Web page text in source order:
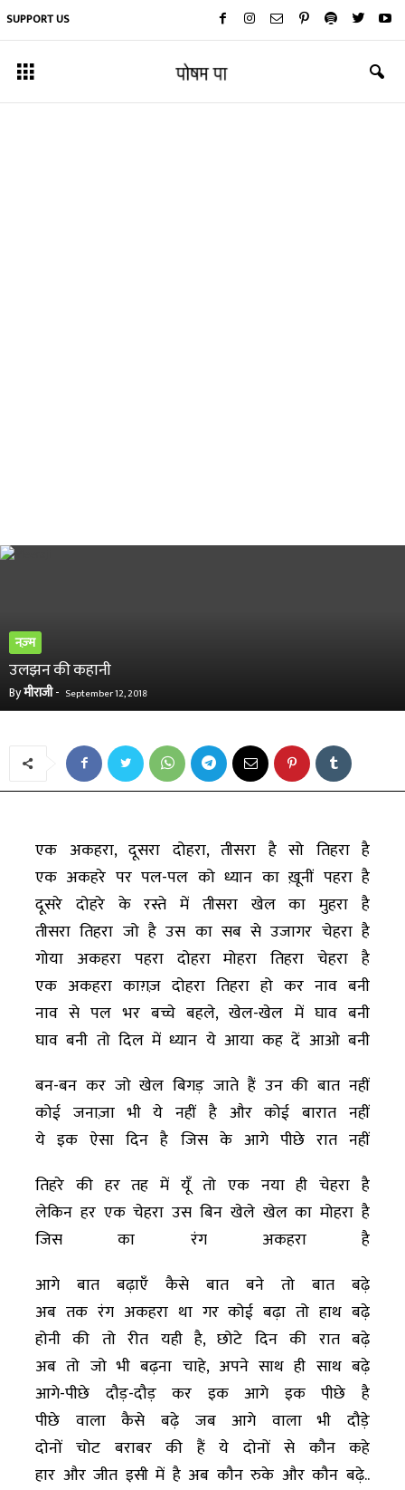
SUPPORT US
नज़्म
उलझन की कहानी
Byमीराजी- September 12, 2018
एक अकहरा, दूसरा दोहरा, तीसरा है सो तिहरा है
एक अकहरे पर पल-पल को ध्यान का ख़ूनीं पहरा है
दूसरे दोहरे के रस्ते में तीसरा खेल का मुहरा है
तीसरा तिहरा जो है उस का सब से उजागर चेहरा है
गोया अकहरा पहरा दोहरा मोहरा तिहरा चेहरा है
एक अकहरा काग़ज़ दोहरा तिहरा हो कर नाव बनी
नाव से पल भर बच्चे बहले, खेल-खेल में घाव बनी
घाव बनी तो दिल में ध्यान ये आया कह दें आओ बनी
बन-बन कर जो खेल बिगड़ जाते हैं उन की बात नहीं
कोई जनाज़ा भी ये नहीं है और कोई बारात नहीं
ये इक ऐसा दिन है जिस के आगे पीछे रात नहीं
तिहरे की हर तह में यूँ तो एक नया ही चेहरा है
लेकिन हर एक चेहरा उस बिन खेले खेल का मोहरा है
जिस का रंग अकहरा है
आगे बात बढ़ाएँ कैसे बात बने तो बात बढ़े
अब तक रंग अकहरा था गर कोई बढ़ा तो हाथ बढ़े
होनी की तो रीत यही है, छोटे दिन की रात बढ़े
अब तो जो भी बढ़ना चाहे, अपने साथ ही साथ बढ़े
आगे-पीछे दौड़-दौड़ कर इक आगे इक पीछे है
पीछे वाला कैसे बढ़े जब आगे वाला भी दौड़े
दोनों चोट बराबर की हैं ये दोनों से कौन कहे
हार और जीत इसी में है अब कौन रुके और कौन बढ़े..